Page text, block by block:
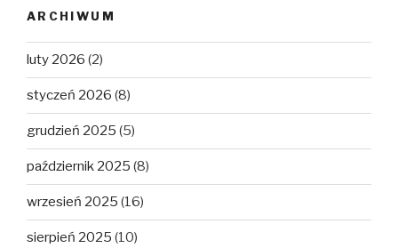
ARCHIWUM
luty 2026 (2)
styczeń 2026 (8)
grudzień 2025 (5)
październik 2025 (8)
wrzesień 2025 (16)
sierpień 2025 (10)